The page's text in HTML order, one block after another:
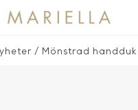
/ Mönstrad handduk